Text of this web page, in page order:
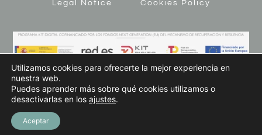
Legal Notice Cookies Policy
© 2023 MARIO DÍAZ ART. All Rights Reserved
Utilizamos cookies para ofrecerte la mejor experiencia en
nuestra web.
Puedes aprender más sobre qué cookies utilizamos o
desactivarlas en los ajustes.
Aceptar